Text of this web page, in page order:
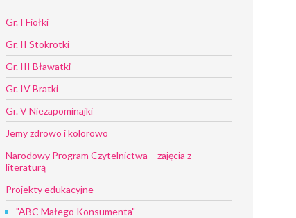
Gr. I Fiołki
Gr. II Stokrotki
Gr. III Bławatki
Gr. IV Bratki
Gr. V Niezapominajki
Jemy zdrowo i kolorowo
Narodowy Program Czytelnictwa – zajęcia z
literaturą
Projekty edukacyjne
"ABC Małego Konsumenta"